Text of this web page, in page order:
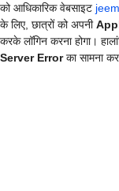
को आधिकारिक वेबसाइट
के लिए, छात्रों को अपनी
करके लॉगिन करना होगा।
Server Errorका सामना